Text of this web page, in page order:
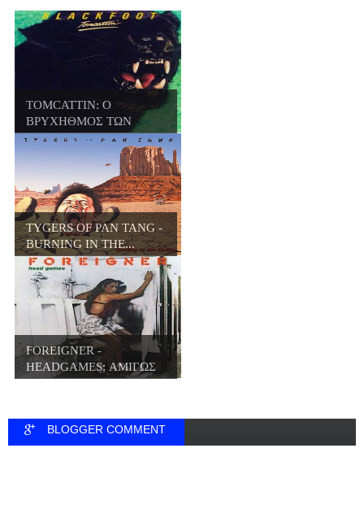
TOMCATTIN: Ο
ΒΡΥΧΗΘΜΟΣ ΤΩΝ
BLACKFOO...
TYGERS OF PAN TANG -
BURNING IN THE...
FOREIGNER -
HEADGAMES: ΑΜΙΓΩΣ
HARD ...
BLOGGER COMMENT